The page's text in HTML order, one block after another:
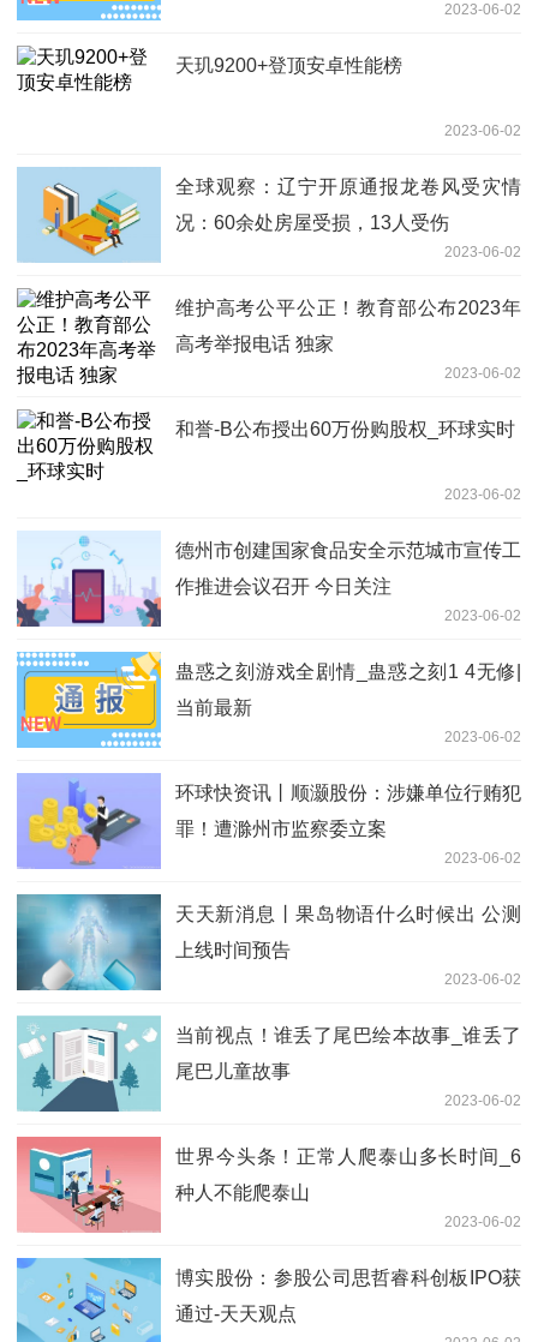
2023-06-02
天玑9200+登顶安卓性能榜
2023-06-02
全球观察：辽宁开原通报龙卷风受灾情
况：60余处房屋受损，13人受伤
2023-06-02
维护高考公平公正！教育部公布2023年
高考举报电话 独家
2023-06-02
和誉-B公布授出60万份购股权_环球实时
2023-06-02
德州市创建国家食品安全示范城市宣传工
作推进会议召开 今日关注
2023-06-02
蛊惑之刻游戏全剧情_蛊惑之刻1 4无修|
当前最新
2023-06-02
环球快资讯丨顺灏股份：涉嫌单位行贿犯
罪！遭滁州市监察委立案
2023-06-02
天天新消息丨果岛物语什么时候出 公测
上线时间预告
2023-06-02
当前视点！谁丢了尾巴绘本故事_谁丢了
尾巴儿童故事
2023-06-02
世界今头条！正常人爬泰山多长时间_6
种人不能爬泰山
2023-06-02
博实股份：参股公司思哲睿科创板IPO获
通过-天天观点